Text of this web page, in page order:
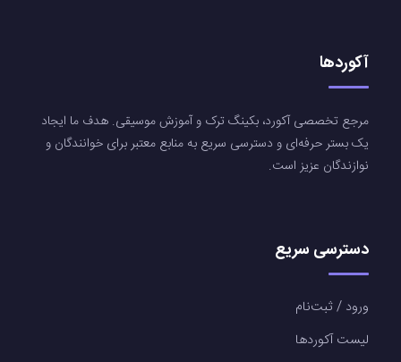
آکوردها
مرجع تخصصی آکورد، بکینگ ترک و آموزش موسیقی. هدف ما ایجاد
یک بستر حرفه‌ای و دسترسی سریع به منابع معتبر برای خوانندگان و
نوازندگان عزیز است.
دسترسی سریع
ورود / ثبت‌نام
لیست آکوردها